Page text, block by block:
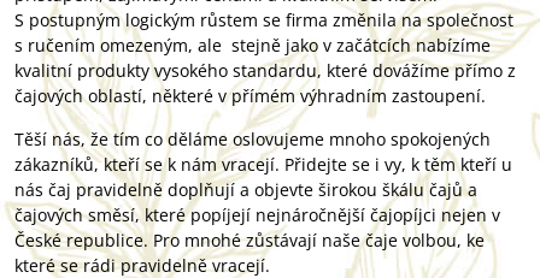
S postupným logickým růstem se firma změnila na společnost
s ručením omezeným, ale stejně jako v začátcích nabízíme
kvalitní produkty vysokého standardu, které dovážíme přímo z
čajových oblastí, některé v přímém výhradním zastoupení.
Těší nás, že tím co děláme oslovujeme mnoho spokojených
zákazníků, kteří se k nám vracejí. Přidejte se i vy, k těm kteří u
nás čaj pravidelně doplňují a objevte širokou škálu čajů a
čajových směsí, které popíjejí nejnáročnější čajopíjci nejen v
České republice. Pro mnohé zůstávají naše čaje volbou, ke
které se rádi pravidelně vracejí.